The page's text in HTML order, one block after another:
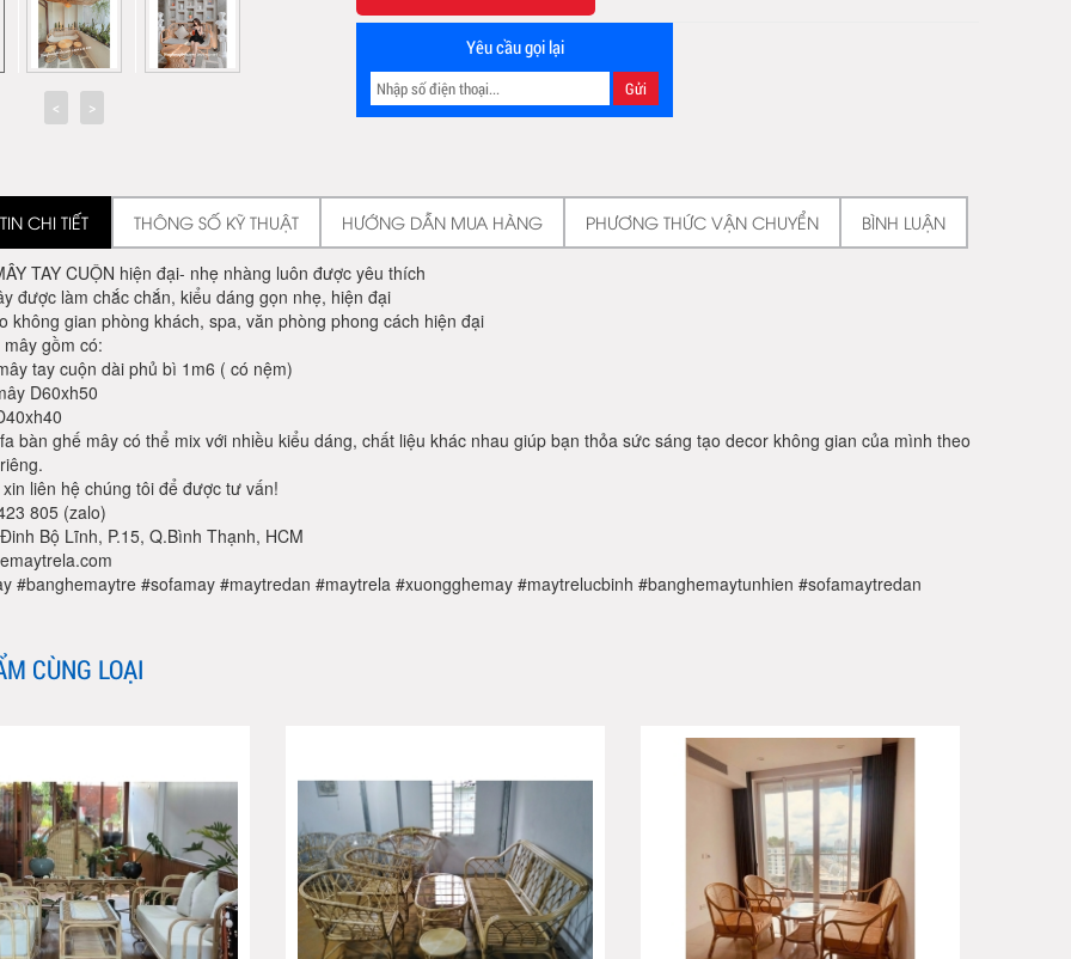
Yêu cầu gọi lại
CHI TIẾT THÔNG SỐ KỸ THUẬT HƯỚNG DẪN MUA HÀNG PHƯƠNG THỨC VẬN CHUYỂN BÌNH LUẬN
TAY CUỘN hiện đại- nhẹ nhàng luôn được yêu thích
được làm chắc chắn, kiểu dáng gọn nhẹ, hiện đại
không gian phòng khách, spa, văn phòng phong cách hiện đại
gồm có:
tay cuộn dài phủ bì 1m6 ( có nệm)
D60xh50
bàn ghế mây có thể mix với nhiều kiểu dáng, chất liệu khác nhau giúp bạn thỏa sức sáng tạo decor không gian của mình theo
liên hệ chúng tôi để được tư vấn!
805 (zalo)
Bộ Lĩnh, P.15, Q.Bình Thạnh, HCM
#banghemaytre #sofamay #maytredan #maytrela #xuongghemay #maytrelucbinh #banghemaytunhien #sofamaytredan
CÙNG LOẠI